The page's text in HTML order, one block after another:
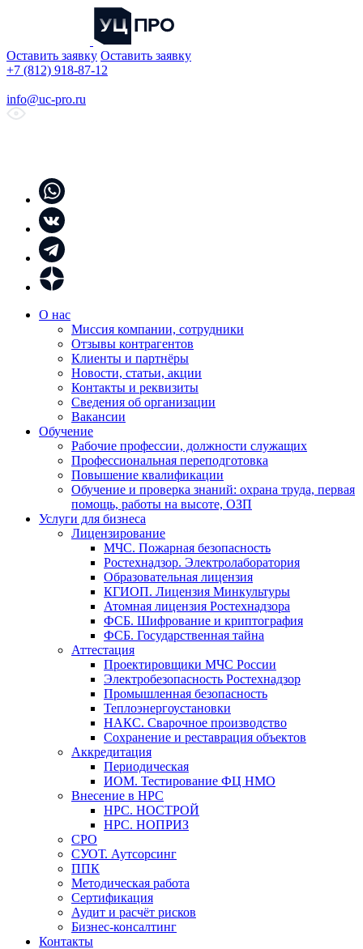
Оставить заявку Оставить заявку
+7 (812) 918-87-12
info@uc-pro.ru
О нас
Миссия компании, сотрудники
Отзывы контрагентов
Клиенты и партнёры
Новости, статьи, акции
Контакты и реквизиты
Сведения об организации
Вакансии
Обучение
Рабочие профессии, должности служащих
Профессиональная переподготовка
Повышение квалификации
Обучение и проверка знаний: охрана труда, первая
помощь, работы на высоте, ОЗП
Услуги для бизнеса
Лицензирование
МЧС. Пожарная безопасность
Ростехнадзор. Электролаборатория
Образовательная лицензия
КГИОП. Лицензия Минкультуры
Атомная лицензия Ростехнадзора
ФСБ. Шифрование и криптография
ФСБ. Государственная тайна
Аттестация
Проектировщики МЧС России
Электробезопасность Ростехнадзор
Промышленная безопасность
Теплоэнергоустановки
НАКС. Сварочное производство
Сохранение и реставрация объектов
Аккредитация
Периодическая
ИОМ. Тестирование ФЦ НМО
Внесение в НРС
НРС. НОСТРОЙ
НРС. НОПРИЗ
СРО
СУОТ. Аутсорсинг
ППК
Методическая работа
Сертификация
Аудит и расчёт рисков
Бизнес-консалтинг
Контакты